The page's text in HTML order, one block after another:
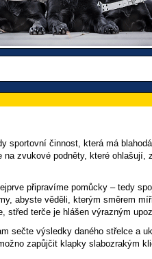
sportovní činnost, která má
na zvukové podněty, které
připravíme pomůcky – tedy
abyste věděli, kterým směrem
terče je hlášen výrazným
sečte výsledky daného střelce a
zapůjčit klapky slabozrakým